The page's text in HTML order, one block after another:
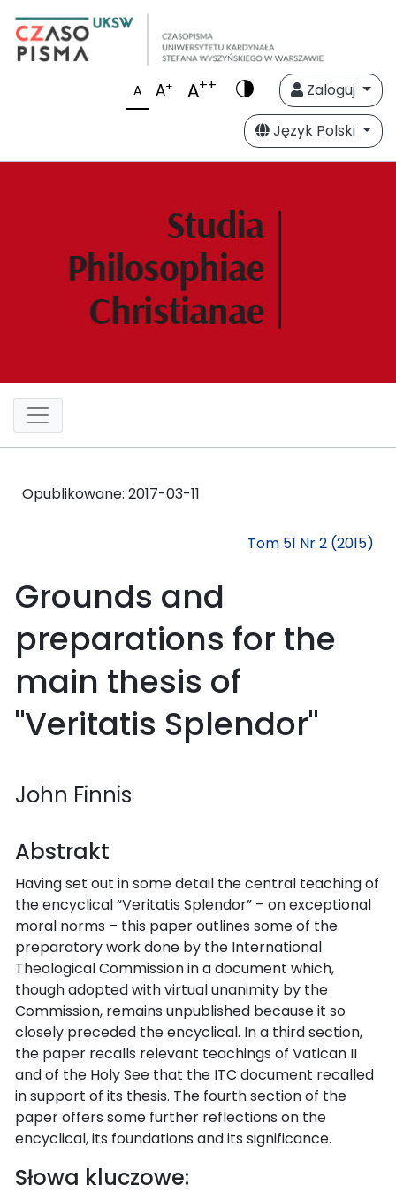
A A+ A++
Zaloguj
Język Polski
Opublikowane: 2017-03-11
Tom 51 Nr 2 (2015)
Grounds and
preparations for the
main thesis of
"Veritatis Splendor"
John Finnis
Abstrakt
Having set out in some detail the central teaching of
the encyclical “Veritatis Splendor” – on exceptional
moral norms – this paper outlines some of the
preparatory work done by the International
Theological Commission in a document which,
though adopted with virtual unanimity by the
Commission, remains unpublished because it so
closely preceded the encyclical. In a third section,
the paper recalls relevant teachings of Vatican II
and of the Holy See that the ITC document recalled
in support of its thesis. The fourth section of the
paper offers some further reflections on the
encyclical, its foundations and its significance.
Słowa kluczowe: